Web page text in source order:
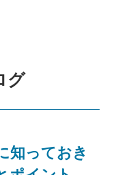
グ
知っておき